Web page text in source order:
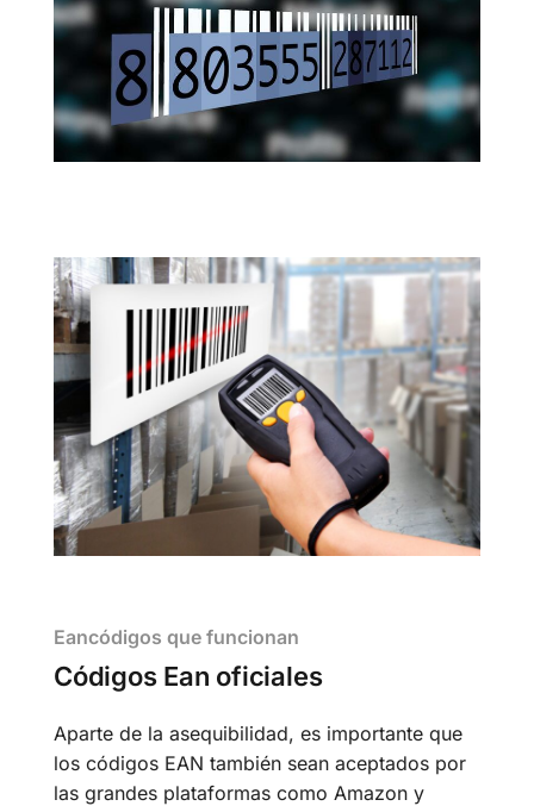
Eancódigos que funcionan
Códigos Ean oficiales
Aparte de la asequibilidad, es importante que
los códigos EAN también sean aceptados por
las grandes plataformas como Amazon y